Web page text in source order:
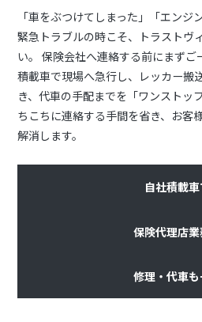
「車をぶつけてしまった」「エン
緊急トラブルの時こそ、トラストヴ
い。 保険会社へ連絡する前にまず
積載車で現場へ急行し、レッカー搬
き、代車の手配までを「ワンストッ
ちこちに連絡する手間を省き、お客
解消します。
自社積載
保険代理店
修理・代車